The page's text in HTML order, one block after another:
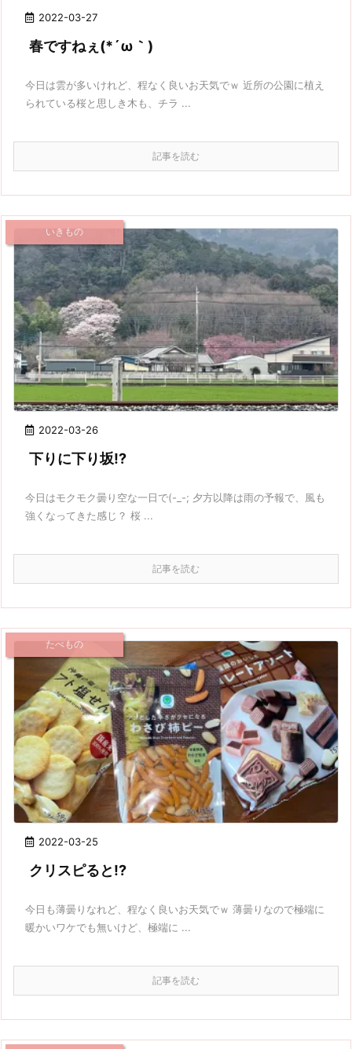
2022-03-27
春ですねぇ(*´ω｀)
今日は雲が多いけれど、程なく良いお天気でｗ 近所の公園に植え
られている桜と思しき木も、チラ ...
記事を読む
2022-03-26
いきもの
下りに下り坂!?
今日はモクモク曇り空な一日で(-_-; 夕方以降は雨の予報で、風も
強くなってきた感じ？ 桜 ...
記事を読む
2022-03-25
たべもの
クリスピると!?
今日も薄曇りなれど、程なく良いお天気でｗ 薄曇りなので極端に
暖かいワケでも無いけど、極端に ...
記事を読む